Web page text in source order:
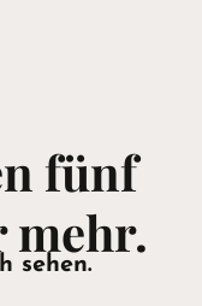
fünf
mehr.
sehen.